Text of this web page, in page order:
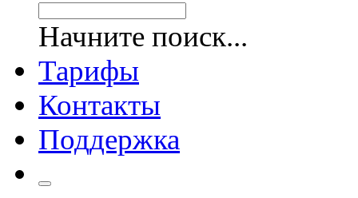
Начните поиск...
Тарифы
Контакты
Поддержка